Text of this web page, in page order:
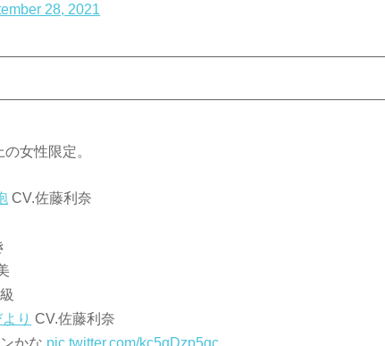
28, 2021
女性限定。
CV.佐藤利奈
り CV.佐藤利奈
かな pic.twitter.com/kc5qDzp5gc